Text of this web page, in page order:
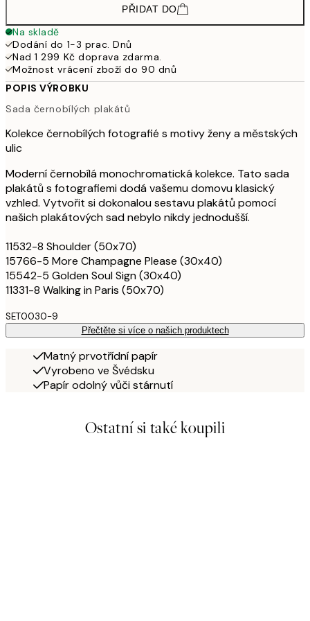
PŘIDAT DO
Na skladě
Dodání do 1-3 prac. Dnů
Nad 1 299 Kč doprava zdarma.
Možnost vrácení zboží do 90 dnů
POPIS VÝROBKU
Sada černobílých plakátů
Kolekce černobílých fotografié s motivy ženy a městských
ulic
Moderní černobílá monochromatická kolekce. Tato sada
plakátů s fotografiemi dodá vašemu domovu klasický
vzhled. Vytvořit si dokonalou sestavu plakátů pomocí
našich plakátových sad nebylo nikdy jednodušší.
11532-8 Shoulder (50x70)
15766-5 More Champagne Please (30x40)
15542-5 Golden Soul Sign (30x40)
11331-8 Walking in Paris (50x70)
SET0030-9
Přečtěte si více o našich produktech
Matný prvotřídní papír
Vyrobeno ve Švédsku
Papír odolný vůči stárnutí
Ostatní si také koupili